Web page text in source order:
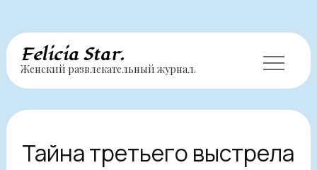
Перейти
содержимому
Felicia Star.
Женский развлекательный журнал.
Тайна третьего выстрела